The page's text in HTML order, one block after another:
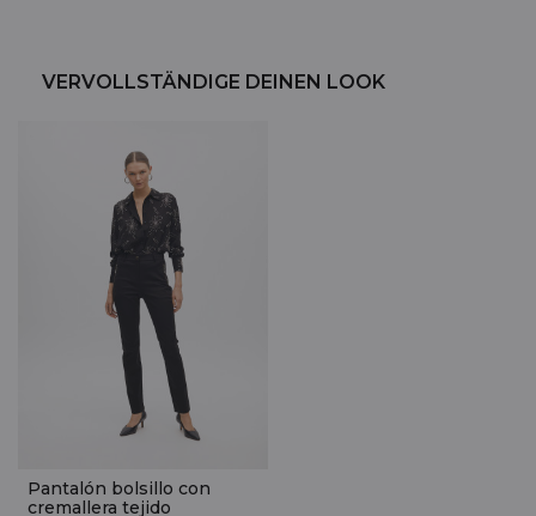
VERVOLLSTÄNDIGE DEINEN LOOK
Pantalón bolsillo con
cremallera tejido